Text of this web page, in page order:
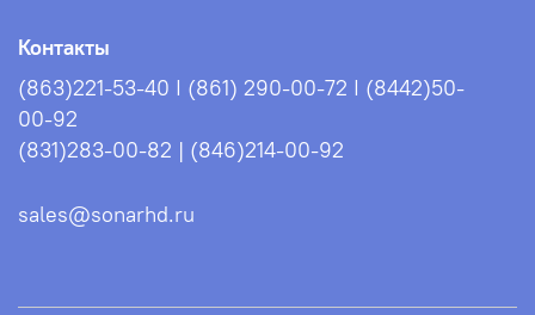
Контакты
(863)221-53-40 I (861) 290-00-72 I (8442)50-
00-92
(831)283-00-82 | (846)214-00-92
sales@sonarhd.ru